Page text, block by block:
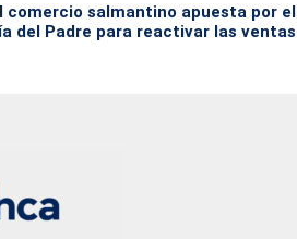
comercio salmantino apuesta por el
del Padre para reactivar las ventas